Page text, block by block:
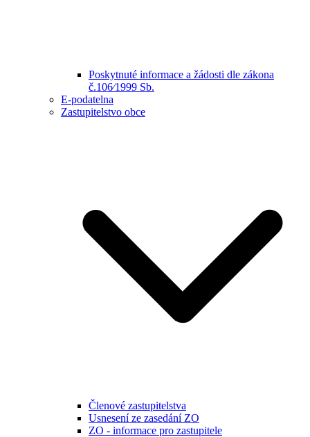
Poskytnuté informace a žádosti dle zákona
č.106⁄1999 Sb.
E-podatelna
Zastupitelstvo obce
Členové zastupitelstva
Usnesení ze zasedání ZO
ZO - informace pro zastupitele